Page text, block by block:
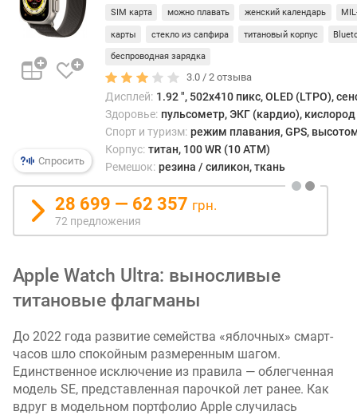
о
р
г
и
ш
е
ы
о
т
ы
в
а
м
Спросить
SIM карта можно плавать женский календарь
карты стекло из сапфира титановый корпус
беспроводная зарядка
3.0 /2 отзыва
Дисплей: 1.92 ", 502x410 пикс, OLED (LTPO),
Здоровье: пульсометр, ЭКГ (кардио), кислород
Спорт и туризм: режим плавания, GPS,
Корпус: титан, 100 WR (10 ATM)
Ремешок: резина / силикон, ткань
28 699 — 62 357 грн.
72 предложения
Apple Watch Ultra: выносливые
титановые флагманы
До 2022 года развитие семейства «яблочных» смарт-
часов шло спокойным размеренным шагом.
Единственное исключение из правила — облегченная
модель SE, представленная парочкой лет ранее. Как
вдруг в модельном портфолио Apple случилась